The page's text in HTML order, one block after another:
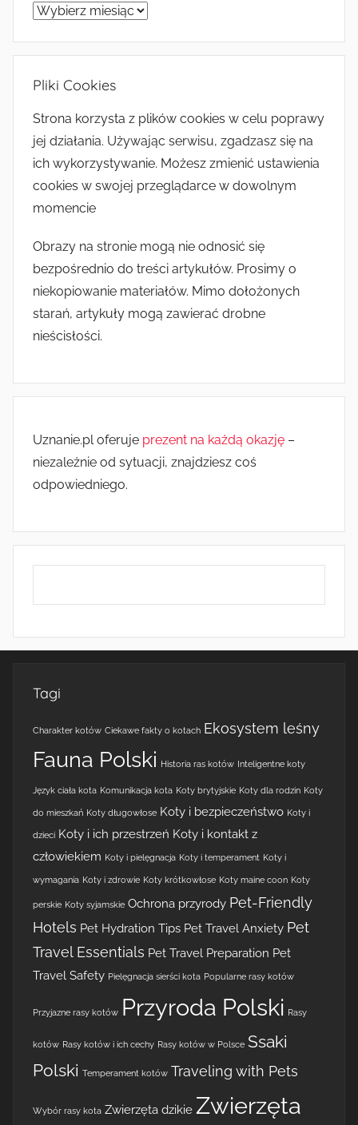
Archiwum
Pliki Cookies
Strona korzysta z plików cookies w celu poprawy
jej działania. Używając serwisu, zgadzasz się na
ich wykorzystywanie. Możesz zmienić ustawienia
cookies w swojej przeglądarce w dowolnym
momencie
Obrazy na stronie mogą nie odnosić się
bezpośrednio do treści artykułów. Prosimy o
niekopiowanie materiałów. Mimo dołożonych
starań, artykuły mogą zawierać drobne
nieścisłości.
Uznanie.pl oferuje prezent na każdą okazję –
niezależnie od sytuacji, znajdziesz coś
odpowiedniego.
Tagi
Charakter kotów Ciekawe fakty o kotach Ekosystem leśny
Fauna Polski Historia ras kotów Inteligentne koty
Język ciała kota Komunikacja kota Koty brytyjskie Koty dla rodzin Koty
do mieszkań Koty długowłose Koty i bezpieczeństwo Koty i
dzieci Koty i ich przestrzeń Koty i kontakt z
człowiekiem Koty i pielęgnacja Koty i temperament Koty i
wymagania Koty i zdrowie Koty krótkowłose Koty maine coon Koty
perskie Koty syjamskie Ochrona przyrody Pet-Friendly
Hotels Pet Hydration Tips Pet Travel Anxiety Pet
Travel Essentials Pet Travel Preparation Pet
Travel Safety Pielęgnacja sierści kota Popularne rasy kotów
Przyjazne rasy kotów Przyroda Polski Rasy
kotów Rasy kotów i ich cechy Rasy kotów w Polsce Ssaki
Polski Temperament kotów Traveling with Pets
Wybór rasy kota Zwierzęta dzikie Zwierzęta